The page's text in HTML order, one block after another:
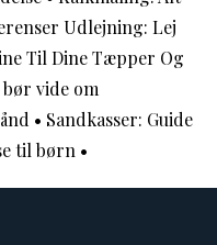
Udlejning: Lej
Til Dine Tæpper Og
vide om
• Sandkasser: Guide
til børn •